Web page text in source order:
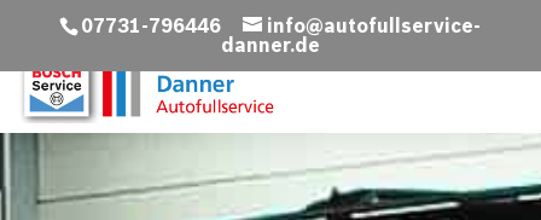
07731-796446
info@autofullservice-
danner.de